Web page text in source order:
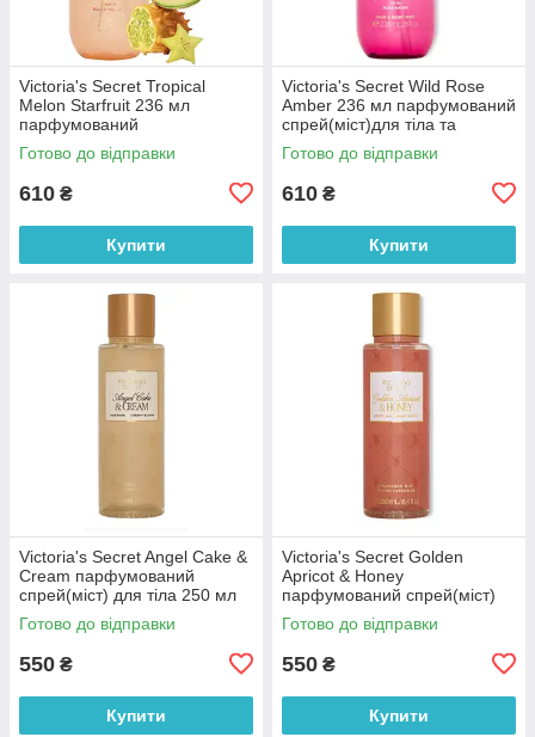
Victoria's Secret Tropical
Melon Starfruit 236 мл
парфумований
спрей(міст)для тіла та
волосся (оригінал оригінал
Готово до відправки
610 ₴
Купити
Victoria's Secret Wild Rose
Amber 236 мл парфумований
спрей(міст)для тіла та
волосся (оригінал оригінал
США)
Готово до відправки
610 ₴
Купити
Victoria's Secret Angel Cake &
Cream парфумований
спрей(міст) для тіла 250 мл
(оригінал оригінал США)
Готово до відправки
550 ₴
Купити
Victoria's Secret Golden
Apricot & Honey
парфумований спрей(міст)
для тіла 250 мл (оригінал
оригінал США)
Готово до відправки
550 ₴
Купити